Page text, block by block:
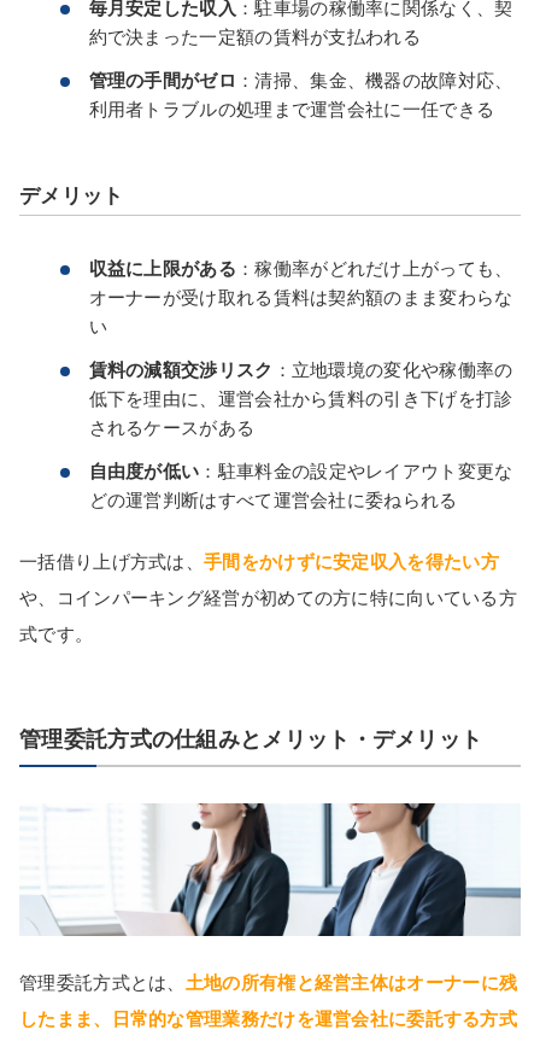
毎月安定した収入 ：駐車場の稼働率に関係なく、契
約で決まった一定額の賃料が支払われる
管理の手間がゼロ ：清掃、集金、機器の故障対応、
利用者トラブルの処理まで運営会社に一任できる
デメリット
収益に上限がある ：稼働率がどれだけ上がっても、
オーナーが受け取れる賃料は契約額のまま変わらな
い
賃料の減額交渉リスク ：立地環境の変化や稼働率の
低下を理由に、運営会社から賃料の引き下げを打診
されるケースがある
自由度が低い ：駐車料金の設定やレイアウト変更な
どの運営判断はすべて運営会社に委ねられる
一括借り上げ方式は、 手間をかけずに安定収入を得たい方
や、コインパーキング経営が初めての方に特に向いている方
式です。
管理委託方式の仕組みとメリット・デメリット
管理委託方式とは、 土地の所有権と経営主体はオーナーに残
したまま、日常的な管理業務だけを運営会社に委託する方式